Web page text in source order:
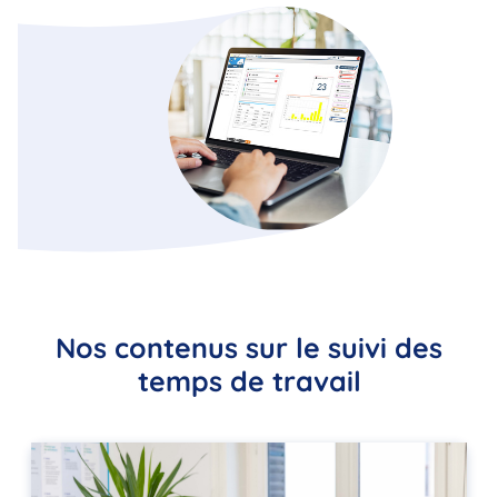
Nos contenus sur le suivi des
temps de travail